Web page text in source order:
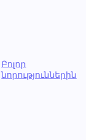
Բոլոր
նորություններին